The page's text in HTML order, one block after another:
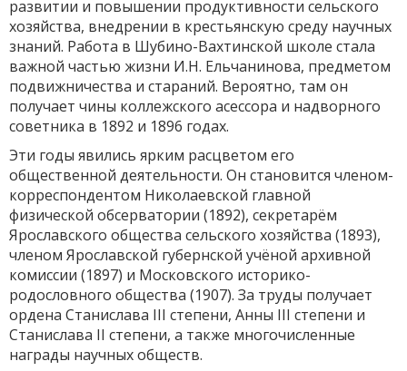
развитии и повышении продуктивности сельского
хозяйства, внедрении в крестьянскую среду научных
знаний. Работа в Шубино-Вахтинской школе стала
важной частью жизни И.Н. Ельчанинова, предметом
подвижничества и стараний. Вероятно, там он
получает чины коллежского асессора и надворного
советника в 1892 и 1896 годах.
Эти годы явились ярким расцветом его
общественной деятельности. Он становится членом-
корреспондентом Николаевской главной
физической обсерватории (1892), секретарём
Ярославского общества сельского хозяйства (1893),
членом Ярославской губернской учёной архивной
комиссии (1897) и Московского историко-
родословного общества (1907). За труды получает
ордена Станислава III степени, Анны III степени и
Станислава II степени, а также многочисленные
награды научных обществ.